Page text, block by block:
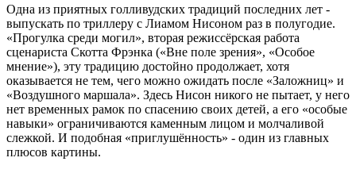
Одна из приятных голливудских традиций последних лет -
выпускать по триллеру с Лиамом Нисоном раз в полугодие.
«Прогулка среди могил», вторая режиссёрская работа
сценариста Скотта Фрэнка («Вне поле зрения», «Особое
мнение»), эту традицию достойно продолжает, хотя
оказывается не тем, чего можно ожидать после «Заложниц» и
«Воздушного маршала». Здесь Нисон никого не пытает, у него
нет временных рамок по спасению своих детей, а его «особые
навыки» ограничиваются каменным лицом и молчаливой
слежкой. И подобная «приглушённость» - один из главных
плюсов картины.